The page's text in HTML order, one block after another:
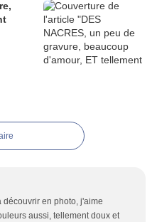
en photo, j'aime
aussi, tellement doux et